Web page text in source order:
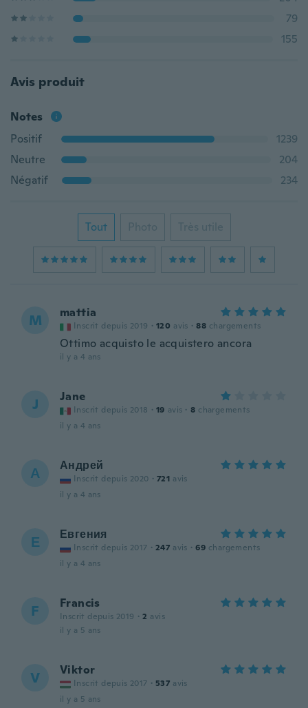
79
155
Avis produit
Notes
Positif
1239
Neutre
204
Négatif
234
Tout Photo Très utile
M mattia
Inscrit depuis 2019 · 120 avis · 88 chargements
Ottimo acquisto le acquistero ancora
il y a 4 ans
J Jane
Inscrit depuis 2018 · 19 avis · 8 chargements
il y a 4 ans
А Андрей
Inscrit depuis 2020 · 721 avis
il y a 4 ans
Е Евгения
Inscrit depuis 2017 · 247 avis · 69 chargements
il y a 4 ans
F Francis
Inscrit depuis 2019 · 2 avis
il y a 5 ans
V Viktor
Inscrit depuis 2017 · 537 avis
il y a 5 ans